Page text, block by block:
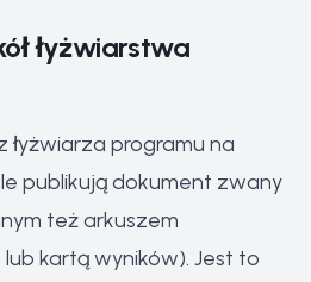
łyżwiarstwa
łyżwiarza programu na
publikują dokument zwany
też arkuszem
kartą wyników). Jest to